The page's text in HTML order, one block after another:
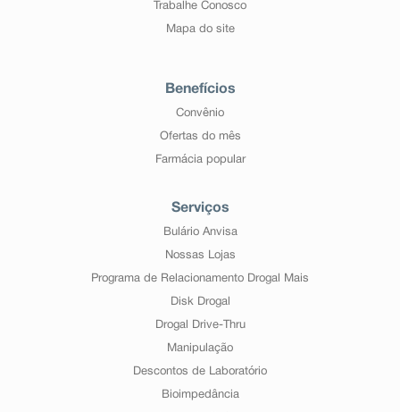
Trabalhe Conosco
Mapa do site
Benefícios
Convênio
Ofertas do mês
Farmácia popular
Serviços
Bulário Anvisa
Nossas Lojas
Programa de Relacionamento Drogal Mais
Disk Drogal
Drogal Drive-Thru
Manipulação
Descontos de Laboratório
Bioimpedância